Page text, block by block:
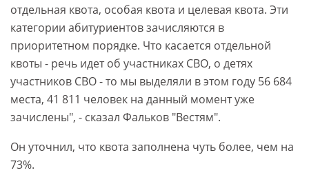
отдельная квота, особая квота и целевая квота. Эти
категории абитуриентов зачисляются в
приоритетном порядке. Что касается отдельной
квоты - речь идет об участниках СВО, о детях
участников СВО - то мы выделяли в этом году 56 684
места, 41 811 человек на данный момент уже
зачислены", - сказал Фальков "Вестям".
Он уточнил, что квота заполнена чуть более, чем на
73%.